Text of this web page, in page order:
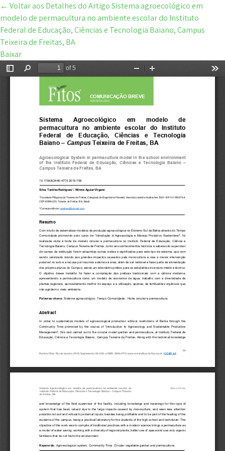
← Voltar aos Detalhes do ArtigoSistema agroecológico em
modelo de permacultura no ambiente escolar do Instituto
Federal de Educação, Ciências e Tecnologia Baiano, Campus
Teixeira de Freitas, BA
Baixar